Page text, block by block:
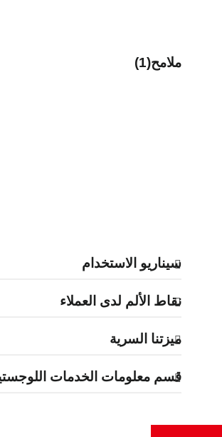
ملامح(1)
سيناريو الاستخدام
نقاط الألم لدى العملاء
ميزتنا السرية
قسم معلومات الخدمات